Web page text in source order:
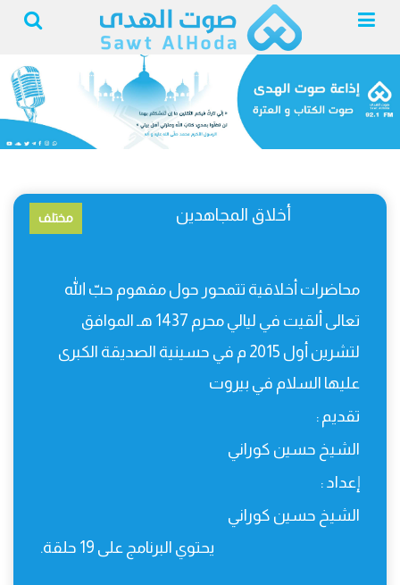
أخلاق المجاهدين مختلف
محاضرات أخلاقية تتمحور حول مفهوم حبّ الله
تعالى ألقيت في ليالي محرم 1437 هـ الموافق
لتشرين أول 2015 م في حسينية الصديقة الكبرى
عليها السلام في بيروت
تقديم :
الشيخ حسين كوراني
إعداد :
الشيخ حسين كوراني
يحتوي البرنامج على 19 حلقة.